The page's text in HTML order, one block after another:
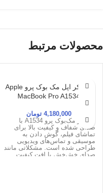
محصولات مرتبط
اسپیکر اپل مک بوک پرو Apple
MacBook Pro A1534
4,180,000 تومان
اسپیکر مک‌بوک پرو A1534 با
صدای شفاف و کیفیت بالا برای
تماشای فیلم، گوش دادن به
موسیقی و تماس‌های ویدیویی
طراحی شده است. مشکلاتی مانند
صدای خش‌خش یا افت کیفیت